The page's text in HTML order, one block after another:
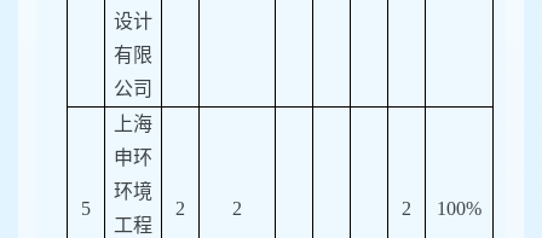
设计
有限
公司
5
上海
申环
环境
工程
2 2 2 100%